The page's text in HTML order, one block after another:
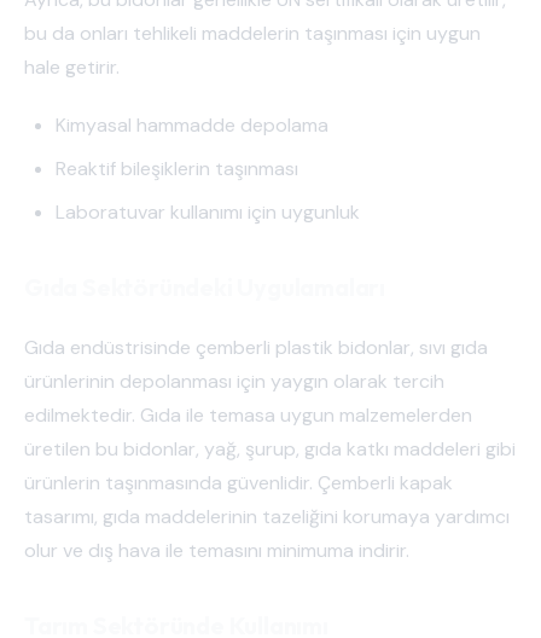
bu da onları tehlikeli maddelerin taşınması için uygun
hale getirir.
Kimyasal hammadde depolama
Reaktif bileşiklerin taşınması
Laboratuvar kullanımı için uygunluk
Gıda endüstrisinde çemberli plastik bidonlar, sıvı gıda
ürünlerinin depolanması için yaygın olarak tercih
edilmektedir. Gıda ile temasa uygun malzemelerden
üretilen bu bidonlar, yağ, şurup, gıda katkı maddeleri gibi
ürünlerin taşınmasında güvenlidir. Çemberli kapak
tasarımı, gıda maddelerinin tazeliğini korumaya yardımcı
olur ve dış hava ile temasını minimuma indirir.